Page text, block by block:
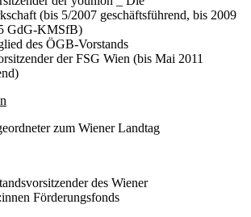
(bis 5/2007 geschäftsführend, bis 2009
GdG-KMSfB)
des ÖGB-Vorstands
der FSG Wien (bis Mai 2011
zum Wiener Landtag
des Wiener
Förderungsfonds